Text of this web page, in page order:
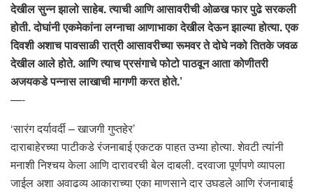
देखील सुन्न झालो साहेब. त्याची आणि आसावरीची ओळख फार पुढे सरकली
होती. दोघांनी एकमेकांना लग्नाचा आणाभाका देखील देऊन झाल्या होत्या. एक
दिवशी अशाच पावसाळी रात्री आसावरीच्या रूमवर ते दोघे नको तितके जवळ
देखील आले होते. आणि त्याच प्रसंगाचे फोटो पाठवून आता कोणीतरी
अजयकडे पन्नास लाखाची मागणी करत होते.’
—-
‘सारंग दर्यावर्दी – खाजगी गुप्तहेर’
दाराबाहेरच्या पाटीकडे रंजनाबाई एकटक पाहत उभ्या होत्या. शेवटी त्यांनी
मनाशी निश्चय केला आणि दारावरची बेल दाबली. दरवाजा पूर्णपणे व्यापला
जाईल अशा अवाढव्य आकाराच्या एका माणसाने दार उघडले आणि रंजनाबाई